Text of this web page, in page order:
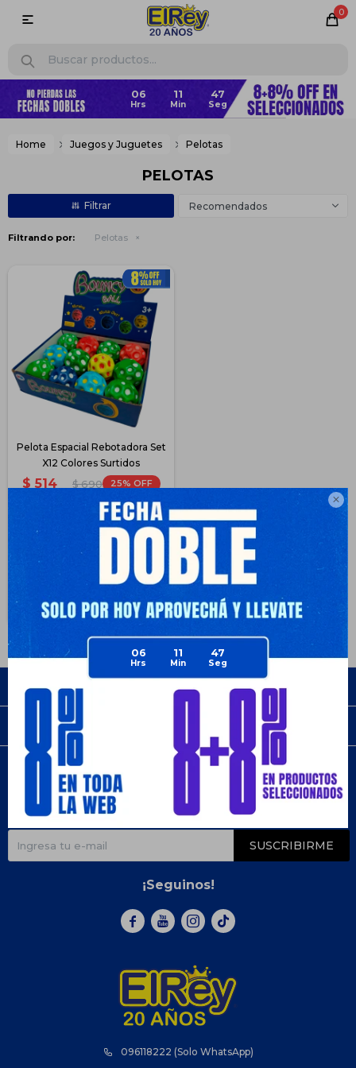

06 11 47
0

11 47
Home Juegos y Juguetes Pelotas
PELOTAS
Recomendados
Filtrando por: Pelotas
Pelota Espacial Rebotadora Set
X12 Colores Surtidos
$ 514 $ 690 25
$ 386
$ 386
$ 463
Disponible Envío
096118222 (Solo WhatsApp)
Empresa
Compra
¡Suscribite y recibí todas nuestras novedades!
SUSCRIBIRME
¡Seguinos!
  